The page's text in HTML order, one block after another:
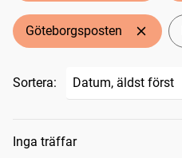
Göteborgsposten
Sortera:
Sökresultat
Inga träffar